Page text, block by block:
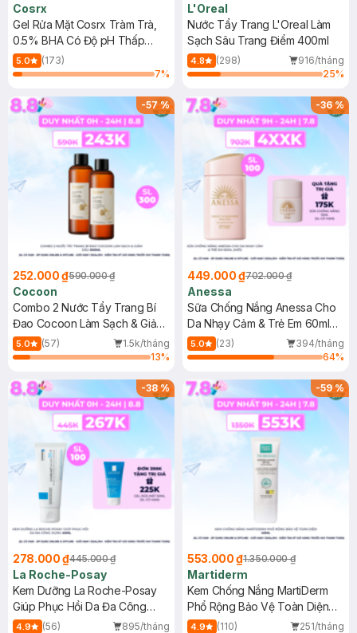
Cosrx
Gel Rửa Mặt Cosrx Tràm Trà,
0.5% BHA Có Độ pH Thấp
150ml
5.0
(173)
7%
L'Oreal
Nước Tẩy Trang L'Oreal Làm
Sạch Sâu Trang Điểm 400ml
4.8 (298)
916/tháng
25%
-57%
252.000 ₫590.000 ₫
Cocoon
Combo 2 Nước Tẩy Trang Bí
Đao Cocoon Làm Sạch & Giảm
Dầu 500ml
5.0 (57)
1.5k/tháng
13%
-36%
449.000 ₫702.000 ₫
Anessa
Sữa Chống Nắng Anessa Cho
Da Nhạy Cảm & Trẻ Em 60ml
(Mới)
5.0 (23)
394/tháng
64%
-38%
278.000 ₫445.000 ₫
La Roche-Posay
Kem Dưỡng La Roche-Posay
Giúp Phục Hồi Da Đa Công
Dụng 40ml
4.9 (56)
895/tháng
-59%
553.000 ₫1.350.000 ₫
Martiderm
Kem Chống Nắng MartiDerm
Phổ Rộng Bảo Vệ Toàn Diện
40ml
4.9 (110)
251/tháng